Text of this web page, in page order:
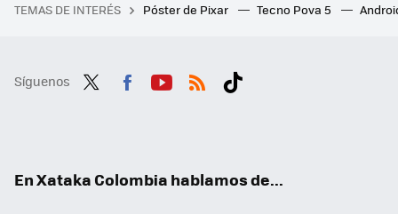
TEMAS DE INTERÉS Póster de Pixar Tecno Pova 5
Síguenos
En Xataka Colombia hablamos de...